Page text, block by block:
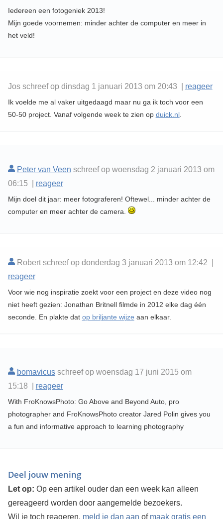
Iedereen een fotogeniek 2013!
Mijn goede voornemen: minder achter de computer en meer in
het veld!
Jos schreef op dinsdag 1 januari 2013 om 20:43 | reageer
Ik voelde me al vaker uitgedaagd maar nu ga ik toch voor een
50-50 project. Vanaf volgende week te zien op duick.nl.
Peter van Veen schreef op woensdag 2 januari 2013 om
06:15 | reageer
Mijn doel dit jaar: meer fotograferen! Oftewel... minder achter de
computer en meer achter de camera.
Robert schreef op donderdag 3 januari 2013 om 12:42 |
reageer
Voor wie nog inspiratie zoekt voor een project en deze video nog
niet heeft gezien: Jonathan Britnell filmde in 2012 elke dag één
seconde. En plakte dat op briljante wijze aan elkaar.
bomavicusschreef op woensdag 17 juni 2015 om
15:18 | reageer
With FroKnowsPhoto: Go Above and Beyond Auto, pro
photographer and FroKnowsPhoto creator Jared Polin gives you
a fun and informative approach to learning photography
Deel jouw mening
Let op: Op een artikel ouder dan een week kan alleen
gereageerd worden door aangemelde bezoekers.
Wil je toch reageren, meld je dan aan of maak gratis een